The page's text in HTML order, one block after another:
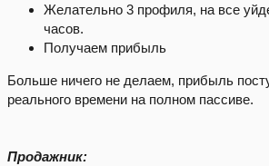
Желательно 3 профиля, на все
часов.
Получаем прибыль
Больше ничего не делаем, прибыль
реального времени на полном пассиве.
Продажник: